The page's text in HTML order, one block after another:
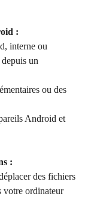
:
interne ou
un
ou des
Android et
:
des fichiers
votre ordinateur